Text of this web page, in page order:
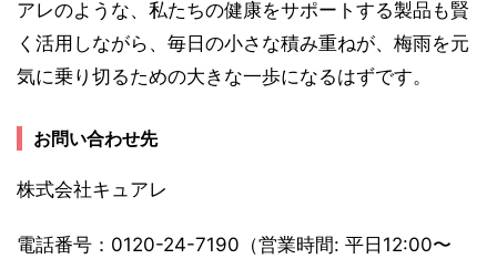
アレのような、私たちの健康をサポートする製品も賢
く活用しながら、毎日の小さな積み重ねが、梅雨を元
気に乗り切るための大きな一歩になるはずです。
お問い合わせ先
株式会社キュアレ
電話番号：0120-24-7190（営業時間: 平日12:00〜